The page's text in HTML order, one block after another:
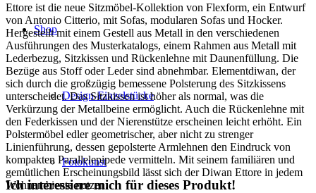
Shop
Design-Einzelstücke
Fotokunst
Ettore ist die neue Sitzmöbel-Kollektion von Flexform, ein Entwurf
von Antonio Citterio, mit Sofas, modularen Sofas und Hocker.
Hergestellt mit einem Gestell aus Metall in den verschiedenen
Ausführungen des Musterkatalogs, einem Rahmen aus Metall mit
Lederbezug, Sitzkissen und Rückenlehne mit Daunenfüllung. Die
Bezüge aus Stoff oder Leder sind abnehmbar. Elementdiwan, der
sich durch die großzügig bemessene Polsterung des Sitzkissens
unterscheidet. Das Sitzkissen ist höher als normal, was die
Verkürzung der Metallbeine ermöglicht. Auch die Rückenlehne mit
den Federkissen und der Nierenstütze erscheinen leicht erhöht. Ein
Polstermöbel edler geometrischer, aber nicht zu strenger
Linienführung, dessen gepolsterte Armlehnen den Eindruck von
kompakten Parallelepipede vermitteln. Mit seinem familiären und
gemütlichen Erscheinungsbild lässt sich der Diwan Ettore in jedem
Wohnambiente nutzen.
Ich interessiere mich für dieses Produkt!